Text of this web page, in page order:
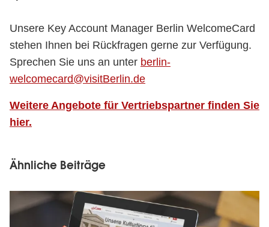
Unsere Key Account Manager Berlin WelcomeCard
stehen Ihnen bei Rückfragen gerne zur Verfügung.
Sprechen Sie uns an unter berlin-
welcomecard@visitBerlin.de
Weitere Angebote für Vertriebspartner finden Sie
hier.
Ähnliche Beiträge